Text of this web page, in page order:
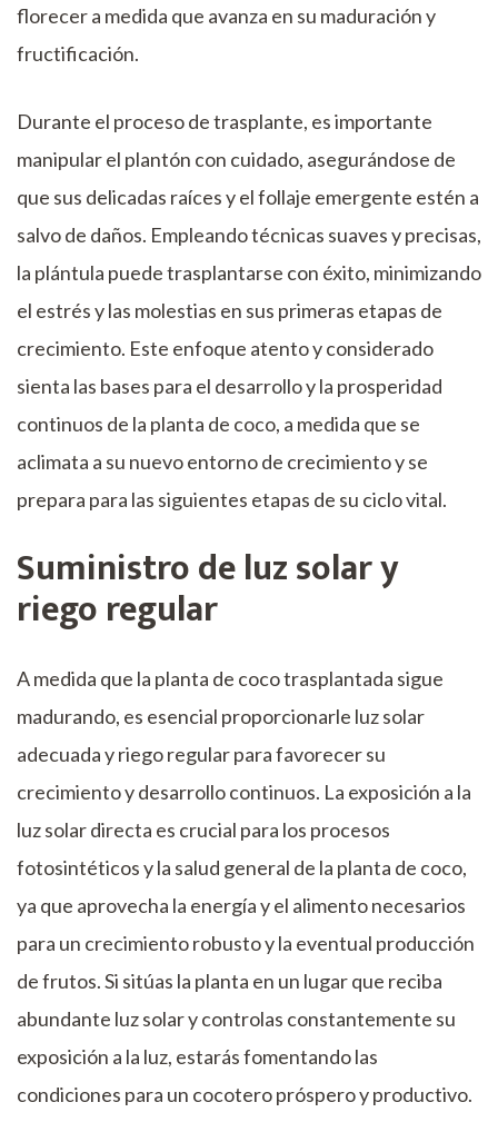
florecer a medida que avanza en su maduración y
fructificación.
Durante el proceso de trasplante, es importante
manipular el plantón con cuidado, asegurándose de
que sus delicadas raíces y el follaje emergente estén a
salvo de daños. Empleando técnicas suaves y precisas,
la plántula puede trasplantarse con éxito, minimizando
el estrés y las molestias en sus primeras etapas de
crecimiento. Este enfoque atento y considerado
sienta las bases para el desarrollo y la prosperidad
continuos de la planta de coco, a medida que se
aclimata a su nuevo entorno de crecimiento y se
prepara para las siguientes etapas de su ciclo vital.
Suministro de luz solar y
riego regular
A medida que la planta de coco trasplantada sigue
madurando, es esencial proporcionarle luz solar
adecuada y riego regular para favorecer su
crecimiento y desarrollo continuos. La exposición a la
luz solar directa es crucial para los procesos
fotosintéticos y la salud general de la planta de coco,
ya que aprovecha la energía y el alimento necesarios
para un crecimiento robusto y la eventual producción
de frutos. Si sitúas la planta en un lugar que reciba
abundante luz solar y controlas constantemente su
exposición a la luz, estarás fomentando las
condiciones para un cocotero próspero y productivo.